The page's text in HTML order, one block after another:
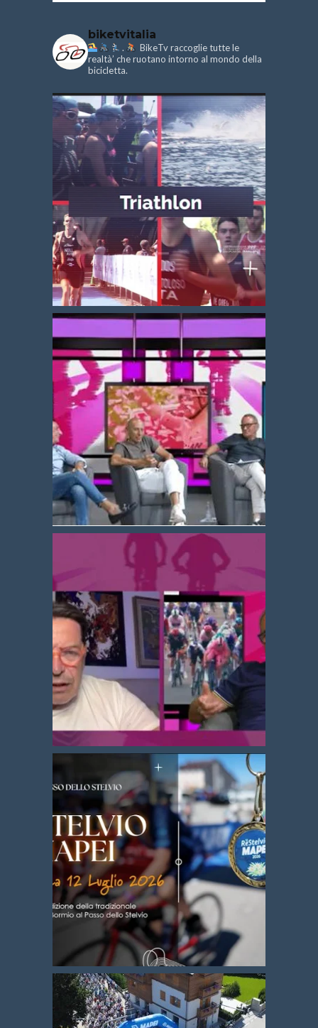
biketvitalia
.
BikeTv raccoglie tutte le
realtà’ che ruotano intorno al mondo della
bicicletta.